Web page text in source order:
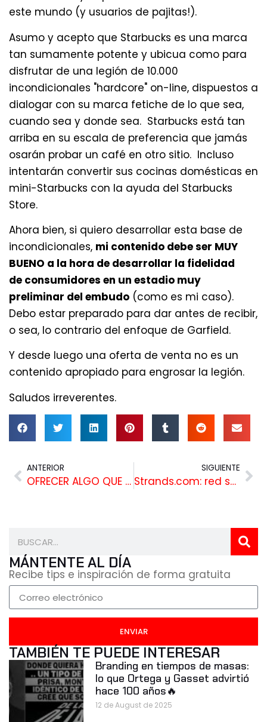
este mundo (y usuarios de pajitas!).
Asumo y acepto que Starbucks es una marca
tan sumamente potente y ubicua como para
disfrutar de una legión de 10.000
incondicionales "hardcore" on-line, dispuestos a
dialogar con su marca fetiche de lo que sea,
cuando sea y donde sea. Starbucks está tan
arriba en su escala de preferencia que jamás
osarán probar un café en otro sitio. Incluso
intentarán convertir sus cocinas domésticas en
mini-Starbucks con la ayuda del Starbucks
Store.
Ahora bien, si quiero desarrollar esta base de
incondicionales, mi contenido debe ser MUY
BUENO a la hora de desarrollar la fidelidad
de consumidores en un estadio muy
preliminar del embudo (como es mi caso).
Debo estar preparado para dar antes de recibir,
o sea, lo contrario del enfoque de Garfield.
Y desde luego una oferta de venta no es un
contenido apropiado para engrosar la legión.
Saludos irreverentes.
ANTERIOR
OFRECER ALGO QUE NADIE TIENE: SACADO DE “CAIDA Y AUGE DE REGINALD PERRIN”
SIGUIENTE
Strands.com: red social para corredores populares
MÁNTENTE AL DÍA
Recibe tips e inspiración de forma gratuita
ENVIAR
TAMBIÉN TE PUEDE INTERESAR
Branding en tiempos de masas:
lo que Ortega y Gasset advirtió
hace 100 años🔥
12 de August de 2025